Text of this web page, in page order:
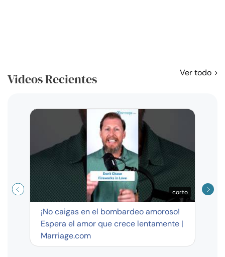
Videos Recientes Ver todo
corto
¡No caigas en el bombardeo amoroso!
Espera el amor que crece lentamente |
Marriage.com